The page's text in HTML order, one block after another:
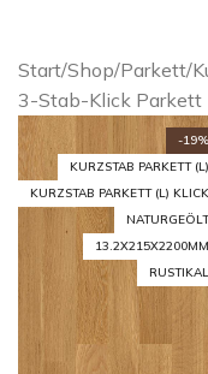
Start/Shop/Parkett/
3-Stab-Klick Parkett
-19%
KURZSTAB PARKETT (L)
KURZSTAB PARKETT (L) KLICK
NATURGEÖLT
13.2X215X2200MM
RUSTIKAL